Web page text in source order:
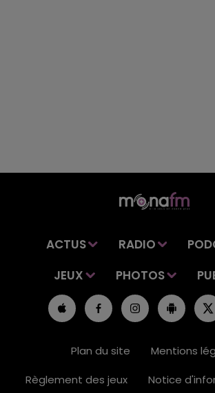
ACTUS RADIO
JEUX
PHOTOS
Plan du site
Mentions
Règlement des jeux
Notice